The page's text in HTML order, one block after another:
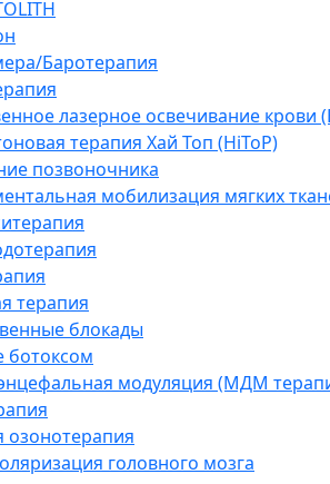
Баротерапия
лазерное освечивание крови
терапия Хай Топ (HiToP)
позвоночника
мобилизация мягких
терапия
блокады
ботоксом
модуляция (МДМ
озонотерапия
головного мозга